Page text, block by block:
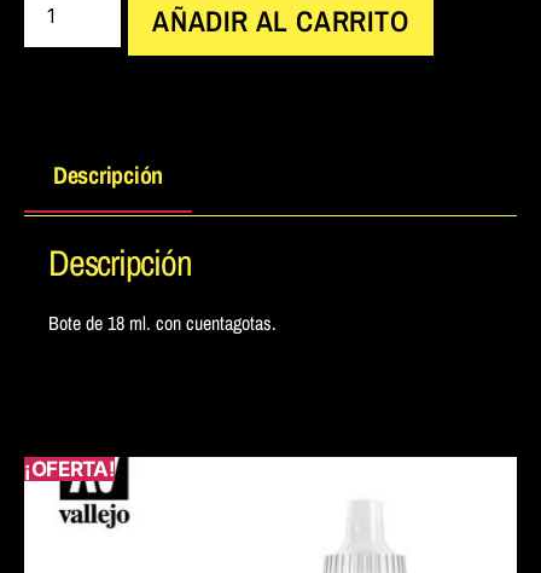
AÑADIR AL CARRITO
¡OFERTA!
Descripción
Descripción
Bote de 18 ml. con cuentagotas.